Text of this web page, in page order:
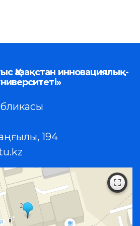
инновациялық-
194